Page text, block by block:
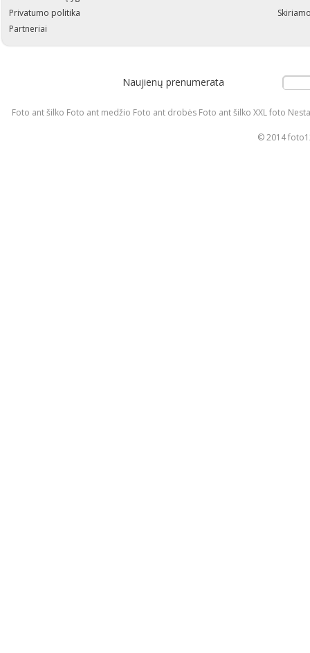
Privatumo politika
Partneriai
Naujienų prenumerata
Foto ant šilko Foto ant medžio Foto ant drobės Foto ant šilko XXL foto
© 2014